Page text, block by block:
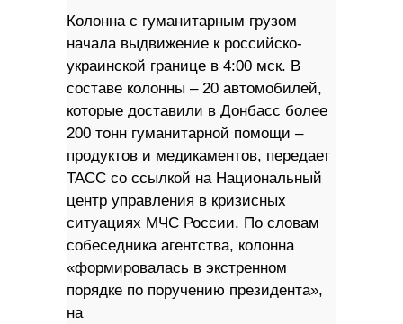
Колонна с гуманитарным грузом
начала выдвижение к российско-
украинской границе в 4:00 мск. В
составе колонны – 20 автомобилей,
которые доставили в Донбасс более
200 тонн гуманитарной помощи –
продуктов и медикаментов, передает
ТАСС со ссылкой на Национальный
центр управления в кризисных
ситуациях МЧС России. По словам
собеседника агентства, колонна
«формировалась в экстренном
порядке по поручению президента»,
на